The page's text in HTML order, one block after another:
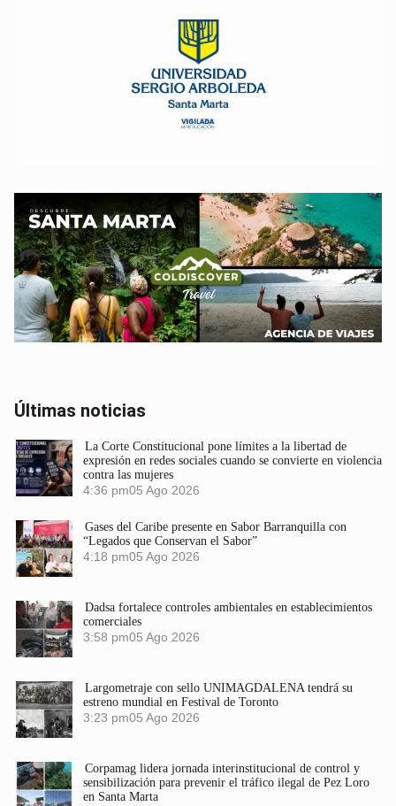
Últimas noticias
La Corte Constitucional pone límites a la libertad de
expresión en redes sociales cuando se convierte en violencia
contra las mujeres
4:36 pm05 Ago 2026
Gases del Caribe presente en Sabor Barranquilla con
“Legados que Conservan el Sabor”
4:18 pm05 Ago 2026
Dadsa fortalece controles ambientales en establecimientos
comerciales
3:58 pm05 Ago 2026
Largometraje con sello UNIMAGDALENA tendrá su
estreno mundial en Festival de Toronto
3:23 pm05 Ago 2026
Corpamag lidera jornada interinstitucional de control y
sensibilización para prevenir el tráfico ilegal de Pez Loro
en Santa Marta